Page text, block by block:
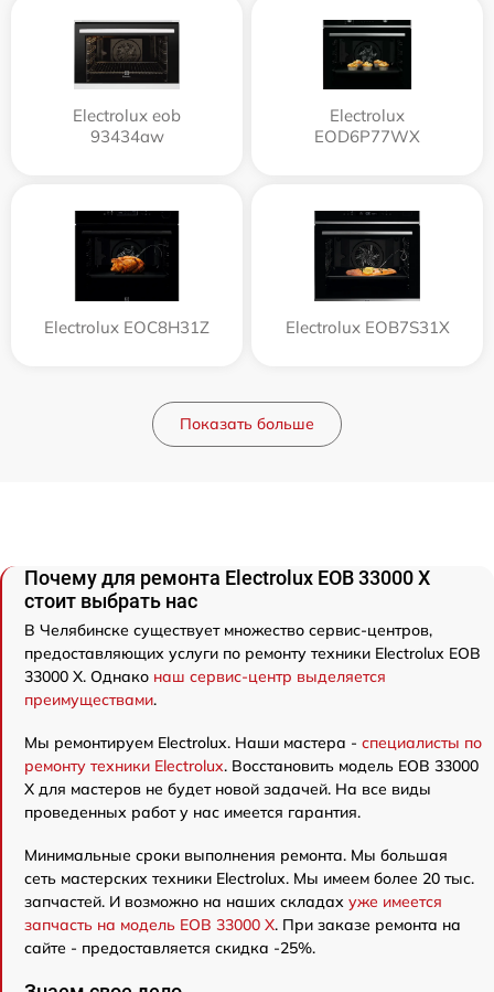
Electrolux eob
93434aw
Electrolux
EOD6P77WX
Electrolux EOC8H31Z Electrolux EOB7S31X
Показать больше
Почему для ремонта Electrolux EOB 33000 X
стоит выбрать нас
В Челябинске существует множество сервис-центров,
предоставляющих услуги по ремонту техники Electrolux EOB
33000 X. Однако наш сервис-центр выделяется
преимуществами.
Мы ремонтируем Electrolux. Наши мастера - специалисты по
ремонту техники Electrolux. Восстановить модель EOB 33000
X для мастеров не будет новой задачей. На все виды
проведенных работ у нас имеется гарантия.
Минимальные сроки выполнения ремонта. Мы большая
сеть мастерских техники Electrolux. Мы имеем более 20 тыс.
запчастей. И возможно на наших складах уже имеется
запчасть на модель EOB 33000 X. При заказе ремонта на
сайте - предоставляется скидка -25%.